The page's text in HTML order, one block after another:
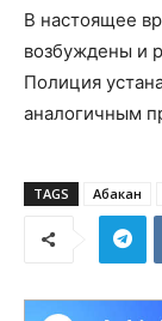
В настоящее
возбуждены и
Полиция
аналогичным
TAGS Абакан